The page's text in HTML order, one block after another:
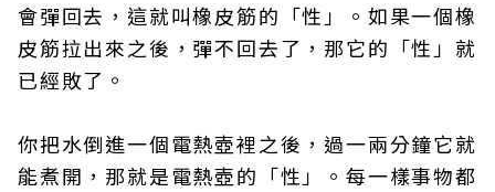
會彈回去，這就叫橡皮筋的「性」。如果一個橡
皮筋拉出來之後，彈不回去了，那它的「性」就
已經敗了。
你把水倒進一個電熱壺裡之後，過一兩分鐘它就
能煮開，那就是電熱壺的「性」。每一樣事物都